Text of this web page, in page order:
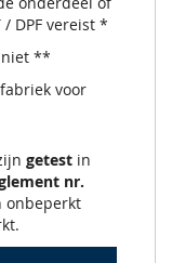
DPF vereist *
niet **
voor
getest in
nr.
onbeperkt